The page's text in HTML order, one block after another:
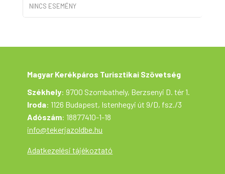
NINCS ESEMÉNY
Magyar Kerékpáros Turisztikai Szövetség
Székhely: 9700 Szombathely, Berzsenyi D. tér 1.
Iroda: 1126 Budapest, Istenhegyi út 9/D, fsz./3
Adószám: 18877410-1-18
info@tekerjazoldbe.hu
Adatkezelési tájékoztató